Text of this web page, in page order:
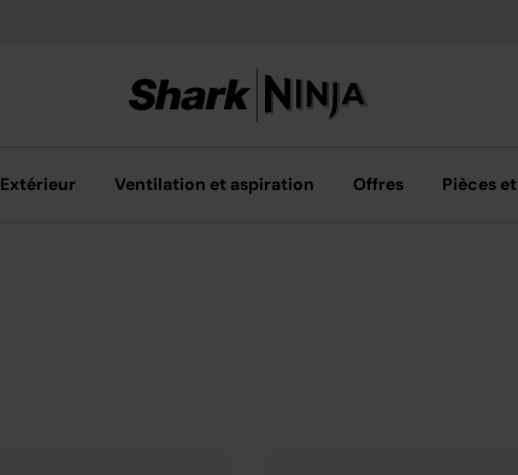
Options de
Extérieur Ventilation et aspiration Offres Pièces